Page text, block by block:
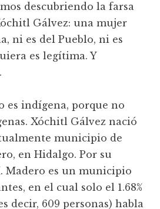
descubriendo la farsa
Gálvez: una mujer
ni es del Pueblo, ni es
es legítima. Y
es indígena, porque no
Xóchitl Gálvez nació
municipio de
en Hidalgo. Por su
Madero es un municipio
en el cual solo el 1.68%
decir, 609 personas) habla